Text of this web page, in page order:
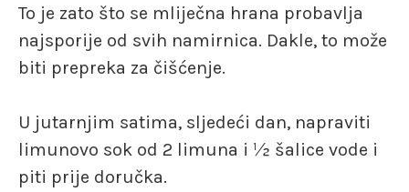
To je zato što se mliječna hrana probavlja
najsporije od svih namirnica. Dakle, to može
biti prepreka za čišćenje.
U jutarnjim satima, sljedeći dan, napraviti
limunovo sok od 2 limuna i ½ šalice vode i
piti prije doručka.